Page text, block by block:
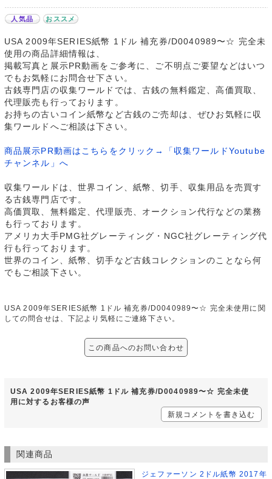
人気品 おススメ
USA 2009年SERIES紙幣 1ドル 補充券/D0040989〜☆ 完全未
使用の商品詳細情報は、
掲載写真と展示PR動画をご参考に、ご不明点ご要望などはいつ
でもお気軽にお問合せ下さい。
古銭専門店の収集ワールドでは、古銭の無料鑑定、高価買取、
代理販売も行っております。
お持ちの古いコイン紙幣など古銭のご売却は、ぜひお気軽に収
集ワールドへご相談は下さい。
商品展示PR動画はこちらをクリック→「収集ワールドYoutube
チャンネル」へ
収集ワールドは、世界コイン、紙幣、切手、収集用品を売買す
る古銭専門店です。
高価買取、無料鑑定、代理販売、オークション代行などの業務
も行っております。
アメリカ大手PMG社グレーティング・NGC社グレーティング代
行も行っております。
世界のコイン、紙幣、切手など古銭コレクションのことなら何
でもご相談下さい。
USA 2009年SERIES紙幣 1ドル 補充券/D0040989〜☆ 完全未使用に関
しての問合せは、下記より気軽にご連絡下さい。
この商品へのお問い合わせ
USA 2009年SERIES紙幣 1ドル 補充券/D0040989〜☆ 完全未使
用に対するお客様の声
新規コメントを書き込む
関連商品
ジェファーソン 2ドル紙幣 2017年